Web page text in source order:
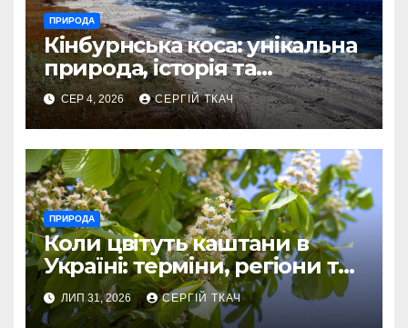
ПРИРОДА
Кінбурнська коса: унікальна
природа, історія та
сучасний статус
СЕР 4, 2026 СЕРГІЙ ТКАЧ
ПРИРОДА
Коли цвітуть каштани в
Україні: терміни, регіони та
приховані нюанси
ЛИП 31, 2026 СЕРГІЙ ТКАЧ